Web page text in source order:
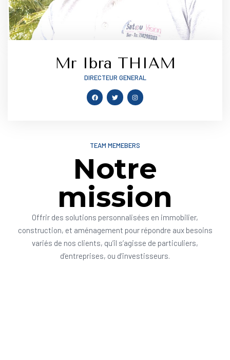
Mr Ibra THIAM
DIRECTEUR GENERAL
TEAM MEMEBERS
Notre
mission
Offrir des solutions personnalisées en immobilier,
construction, et aménagement pour répondre aux besoins
variés de nos clients, qu’il s’agisse de particuliers,
d’entreprises, ou d’investisseurs.